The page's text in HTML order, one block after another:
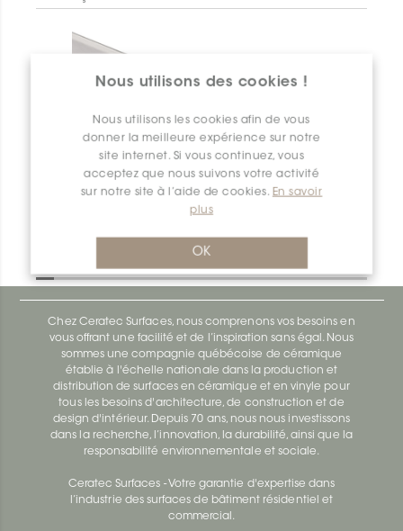
Nous utilisons des cookies !
Nous utilisons les cookies afin de vous
donner la meilleure expérience sur notre
site internet. Si vous continuez, vous
acceptez que nous suivons votre activité
sur notre site à l’aide de cookies. En savoir
plus
OK
Designbase-Sl DBSL110EB
Chez Ceratec Surfaces, nous comprenons vos besoins en
vous offrant une facilité et de l’inspiration sans égal. Nous
sommes une compagnie québécoise de céramique
établie à l'échelle nationale dans la production et
distribution de surfaces en céramique et en vinyle pour
tous les besoins d'architecture, de construction et de
design d'intérieur. Depuis 70 ans, nous nous investissons
dans la recherche, l’innovation, la durabilité, ainsi que la
responsabilité environnementale et sociale.
Ceratec Surfaces - Votre garantie d'expertise dans
l’industrie des surfaces de bâtiment résidentiel et
commercial.